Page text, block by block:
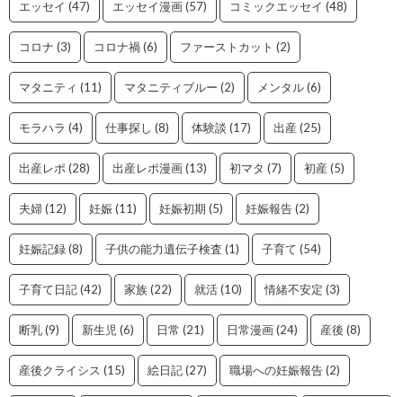
エッセイ (47) エッセイ漫画(57) コミックエッセイ (48)
コロナ (3) コロナ禍(6) ファーストカット (2)
マタニティ (11) マタニティブルー (2) メンタル(6)
モラハラ (4) 仕事探し (8) 体験談 (17) 出産 (25)
出産レポ (28) 出産レポ漫画(13) 初マタ (7) 初産 (5)
夫婦(12) 妊娠(11) 妊娠初期 (5) 妊娠報告(2)
妊娠記録(8) 子供の能力遺伝子検査 (1) 子育て (54)
子育て日記(42) 家族(22) 就活(10) 情緒不安定 (3)
断乳(9) 新生児(6) 日常 (21) 日常漫画(24) 産後 (8)
産後クライシス (15) 絵日記(27) 職場への妊娠報告(2)